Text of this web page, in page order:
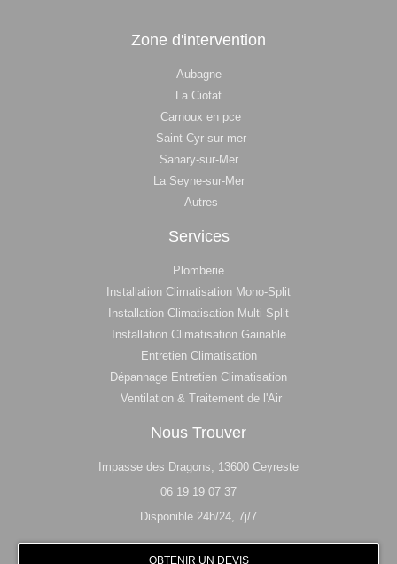
Zone d'intervention
Aubagne
La Ciotat
Carnoux en pce
Saint Cyr sur mer
Sanary-sur-Mer
La Seyne-sur-Mer
Autres
Services
Plomberie
Installation Climatisation Mono-Split
Installation Climatisation Multi-Split
Installation Climatisation Gainable
Entretien Climatisation
Dépannage Entretien Climatisation
Ventilation & Traitement de l'Air
Nous Trouver
Impasse des Dragons, 13600 Ceyreste
06 19 19 07 37
Disponible 24h/24, 7j/7
OBTENIR UN DEVIS